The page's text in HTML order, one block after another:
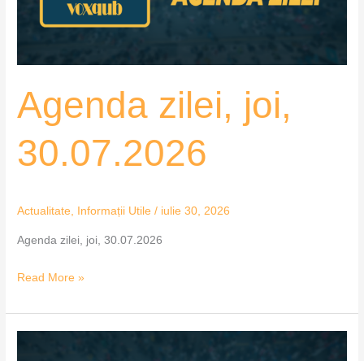
Agenda zilei, joi,
30.07.2026
Actualitate, Informații Utile / iulie 30, 2026
Agenda zilei, joi, 30.07.2026
Read More »